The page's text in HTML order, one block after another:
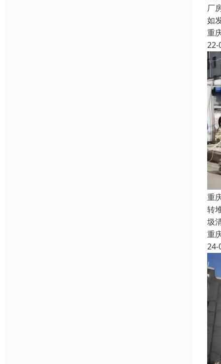
厂
如
重
22-
重
转
圾
重
24-